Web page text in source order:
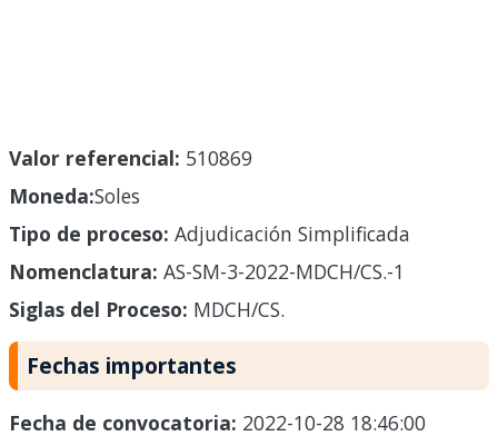
Valor referencial: 510869
Moneda:Soles
Tipo de proceso: Adjudicación Simplificada
Nomenclatura: AS-SM-3-2022-MDCH/CS.-1
Siglas del Proceso: MDCH/CS.
Fechas importantes
Fecha de convocatoria: 2022-10-28 18:46:00